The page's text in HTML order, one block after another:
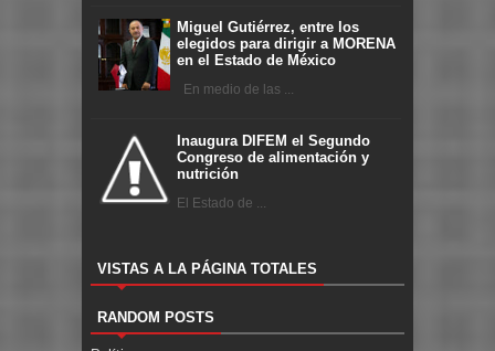
Miguel Gutiérrez, entre los
elegidos para dirigir a MORENA
en el Estado de México
En medio de las ...
Inaugura DIFEM el Segundo
Congreso de alimentación y
nutrición
El Estado de ...
VISTAS A LA PÁGINA TOTALES
RANDOM POSTS